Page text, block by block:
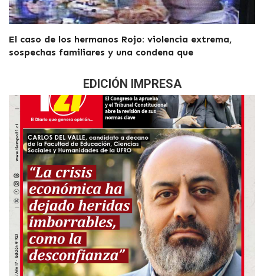
El caso de los hermanos Rojo: violencia extrema,
sospechas familiares y una condena que
EDICIÓN IMPRESA